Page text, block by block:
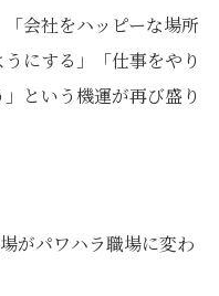
会社をハッピーな場所
にする」「仕事をやり
という機運が再び盛り
がパワハラ職場に変わ